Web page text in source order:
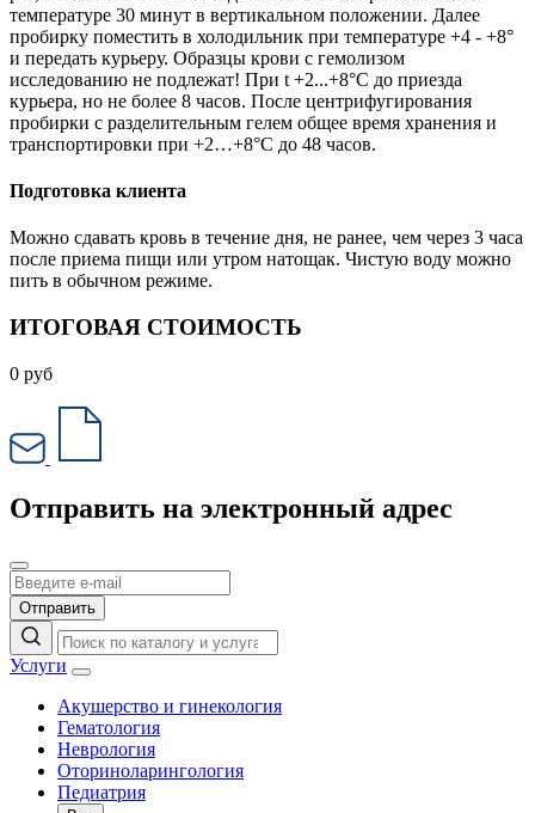
температуре 30 минут в вертикальном положении. Далее
пробирку поместить в холодильник при температуре +4 - +8°
и передать курьеру. Образцы крови с гемолизом
исследованию не подлежат! При t +2...+8°С до приезда
курьера, но не более 8 часов. После центрифугирования
пробирки с разделительным гелем общее время хранения и
транспортировки при +2…+8°С до 48 часов.
Подготовка клиента
Можно сдавать кровь в течение дня, не ранее, чем через 3 часа
после приема пищи или утром натощак. Чистую воду можно
пить в обычном режиме.
ИТОГОВАЯ СТОИМОСТЬ
0 руб
Отправить на электронный адрес
Отправить
Услуги
Акушерство и гинекология
Гематология
Неврология
Оториноларингология
Педиатрия